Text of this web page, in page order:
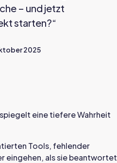
– und jetzt
starten?“
2025
eine tiefere Wahrheit
Tools, fehlender
eingehen, als sie beantwortet